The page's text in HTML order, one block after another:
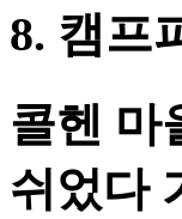
8. 캠프
콜헨 마
쉬었다